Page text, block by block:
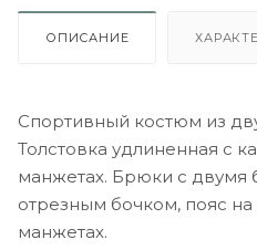
ОПИСАНИЕ
Спортивный костюм из
Толстовка удлиненная с
манжетах. Брюки с
отрезным бочком, пояс
манжетах.